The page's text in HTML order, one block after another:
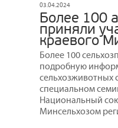
03.04.2024
Более 100
приняли
краевого
Более 100
подробную
сельхозживотных
специальном
Национальный
Минсельхозом